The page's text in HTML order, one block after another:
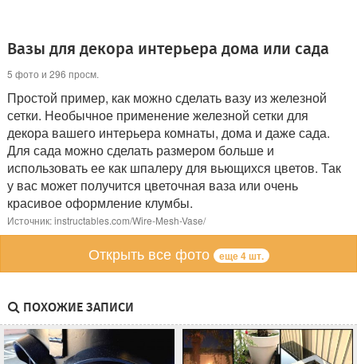
Вазы для декора интерьера дома или сада
5 фото и 296 просм.
Простой пример, как можно сделать вазу из железной
сетки. Необычное применение железной сетки для
декора вашего интерьера комнаты, дома и даже сада.
Для сада можно сделать размером больше и
использовать ее как шпалеру для вьющихся цветов. Так
у вас может получится цветочная ваза или очень
красивое оформление клумбы.
Источник: instructables.com/Wire-Mesh-Vase/
Открыть все фото еще 4 шт.
ПОХОЖИЕ ЗАПИСИ